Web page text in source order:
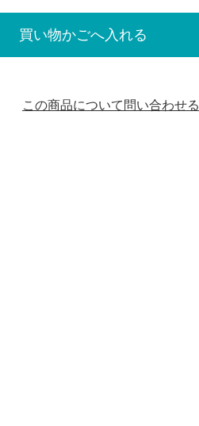
買い物かごへ入れる
この商品について問い合わせる